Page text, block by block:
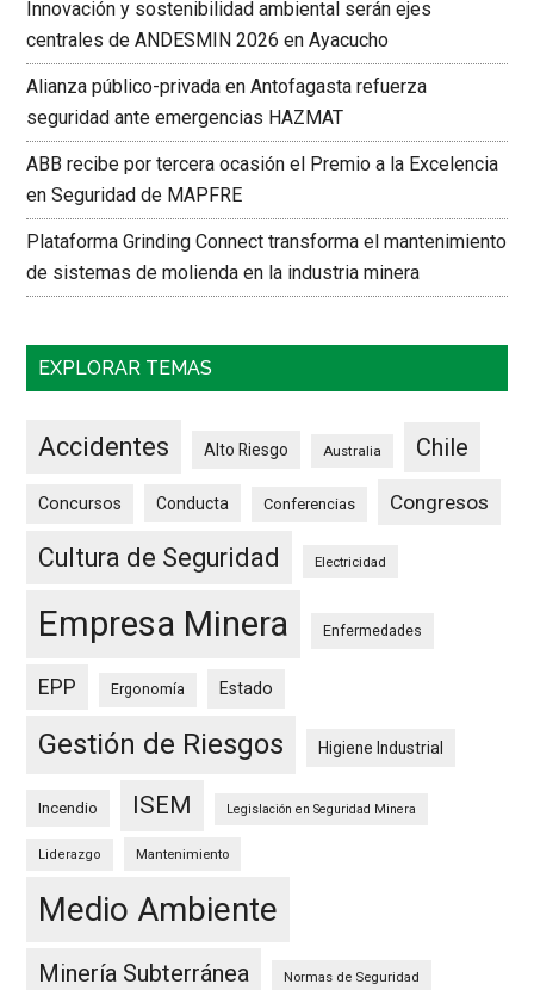
Innovación y sostenibilidad ambiental serán ejes
centrales de ANDESMIN 2026 en Ayacucho
Alianza público-privada en Antofagasta refuerza
seguridad ante emergencias HAZMAT
ABB recibe por tercera ocasión el Premio a la Excelencia
en Seguridad de MAPFRE
Plataforma Grinding Connect transforma el mantenimiento
de sistemas de molienda en la industria minera
EXPLORAR TEMAS
Accidentes Alto Riesgo Australia Chile
Concursos Conducta Conferencias Congresos
Cultura de Seguridad Electricidad
Empresa Minera Enfermedades
EPP Ergonomía Estado
Gestión de Riesgos Higiene Industrial
Incendio ISEM Legislación en Seguridad Minera
Liderazgo Mantenimiento
Medio Ambiente
Minería Subterránea Normas de Seguridad